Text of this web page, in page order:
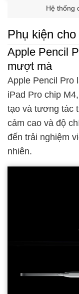
Hệ thống
Phụ kiện
Apple Pencil
mượt mà
Apple Pencil Pro
iPad Pro chip
tạo và tương tác
cảm cao và độ
đến trải nghiệm
nhiên.